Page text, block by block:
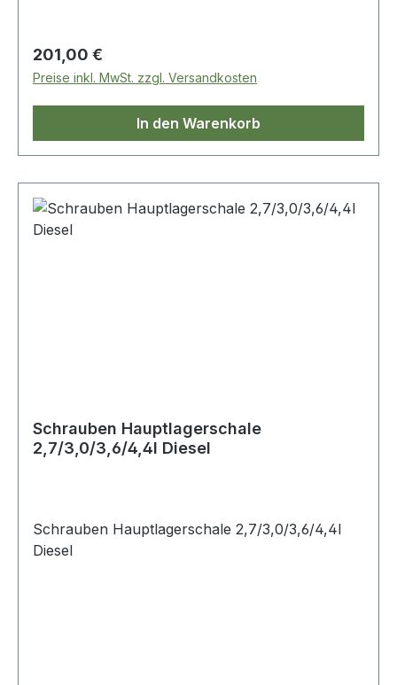
Regulärer Preis:
201,00 €
Preise inkl. MwSt. zzgl. Versandkosten
In den Warenkorb
Schrauben Hauptlagerschale
2,7/3,0/3,6/4,4l Diesel
Schrauben Hauptlagerschale 2,7/3,0/3,6/4,4l
Diesel